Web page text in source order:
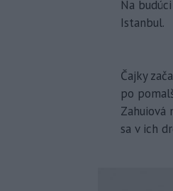
Na
Istanbul.
Čajky
po
Zahuiová
sa v ich